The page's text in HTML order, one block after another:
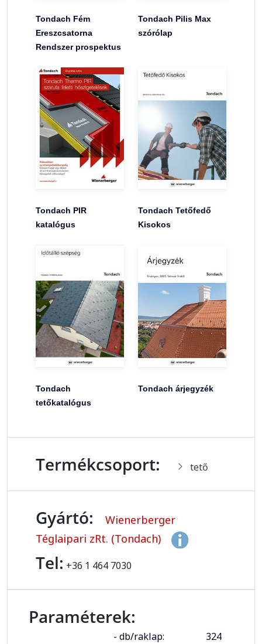
Tondach Fém
Ereszcsatorna
Rendszer prospektus
Tondach Pilis Max
szórólap
Tondach PIR
katalógus
Tondach Tetőfedő
Kisokos
Tondach
tetőkatalógus
Tondach árjegyzék
Termékcsoport: tető
Gyártó:
Wienerberger
Téglaipari zRt. (Tondach)
Tel: +36 1 464 7030
Paraméterek:
- db/raklap:
324